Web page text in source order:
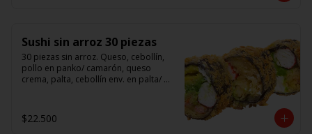
Sushi sin arroz 30 piezas
30 piezas sin arroz. Queso, cebollín,
pollo en panko/ camarón, queso
crema, palta, cebollín env. en palta/
(Foto referencial)
$22.500